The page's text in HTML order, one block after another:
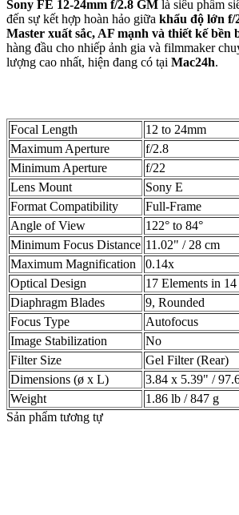
Sony FE 12-24mm f/2.8 GM là siêu phẩm
đến sự kết hợp hoàn hảo giữa khẩu độ lớn f/
Master xuất sắc, AF mạnh và thiết kế bền
hàng đầu cho nhiếp ảnh gia và filmmaker
lượng cao nhất, hiện đang có tại Mac24h.
Focal Length
12 to 24mm
Maximum Aperture
f/2.8
Minimum Aperture
f/22
Lens Mount
Sony E
Format Compatibility
Full-Frame
Angle of View
122° to 84°
Minimum Focus Distance 11.02" / 28 cm
Maximum Magnification
0.14x
Optical Design
17 Elements in
Diaphragm Blades
9, Rounded
Focus Type
Autofocus
Image Stabilization
No
Filter Size
Gel Filter (Rear)
Dimensions (ø x L)
3.84 x 5.39" /
Weight
1.86 lb / 847 g
Sản phẩm tương tự